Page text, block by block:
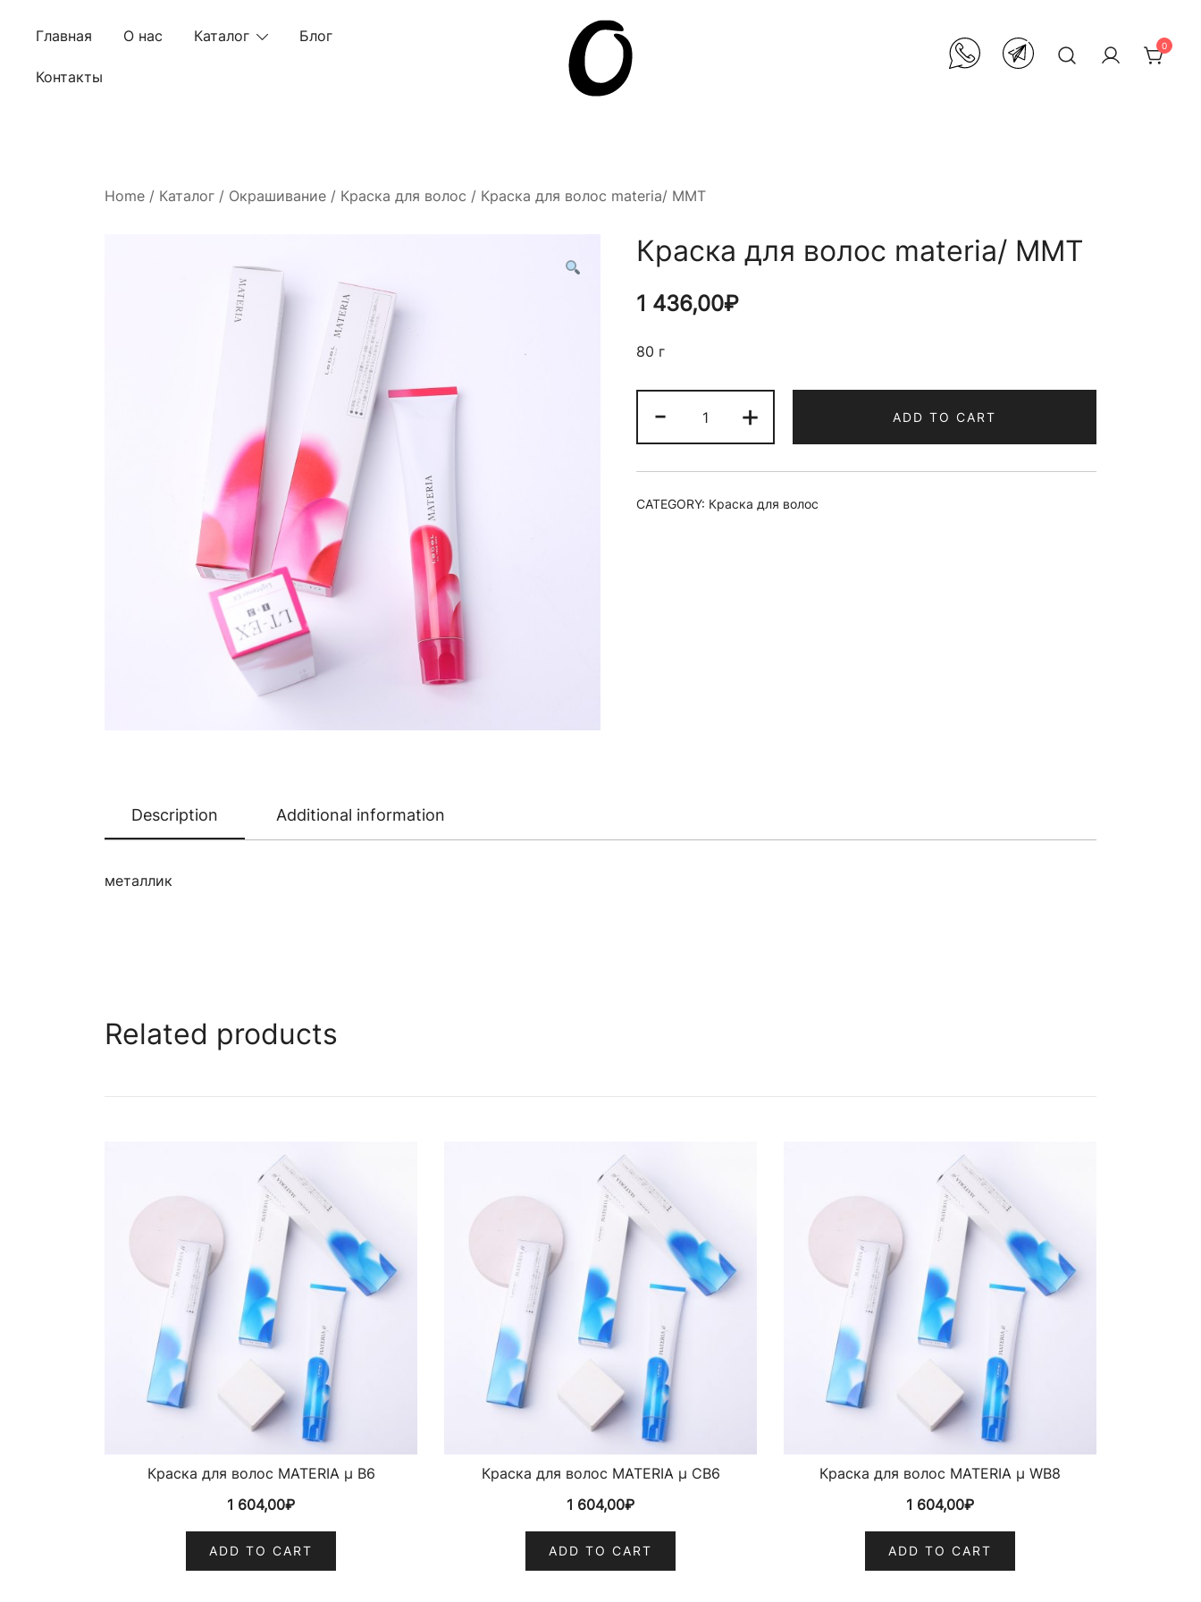
Главная О нас Каталог Блог
Контакты
0
Home / Каталог / Окрашивание / Краска для волос / Краска для волос materia/ MMT
Краска для волос materia/ MMT
1 436,00₽
80 г
-
для
волос
materia/
MMT
+ ADD TO CART
CATEGORY: Краска для волос
Description Additional information
металлик
Related products
Краска для волос MATERIA µ B6
1 604,00₽
ADD TO CART
Краска для волос MATERIA µ CB6
1 604,00₽
ADD TO CART
Краска для волос MATERIA µ WB8
1 604,00₽
ADD TO CART